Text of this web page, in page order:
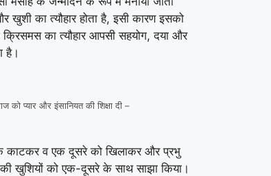
का त्यौहार होता है, इसी कारण इसको
क्रिसमस का त्यौहार आपसी सहयोग, दया और
है।
प्यार और इंसानियत की शिक्षा दी –
काटकर व एक दूसरे को खिलाकर और प्रभु
खुशियों को एक-दूसरे के साथ साझा किया।
GMT LIVE
in 30 balls
82/5 (70)
»
07 Aug 2026, Fri 14:00 GMT
T20
AtR.Premadasa Stadium
Galle Gallants won by 6 wkts
Galle Gallants
« Full Scorecard